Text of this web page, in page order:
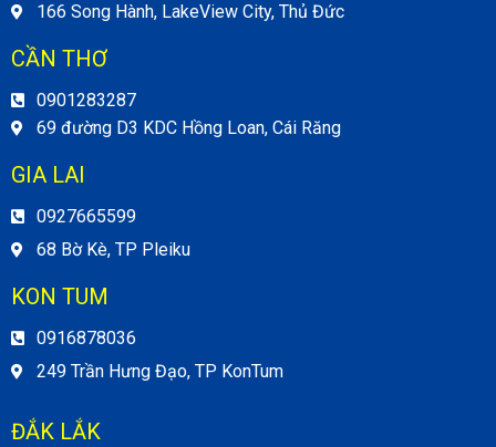
166 Song Hành, LakeView City, Thủ Đức
CẦN THƠ
0901283287
69 đường D3 KDC Hồng Loan, Cái Răng
GIA LAI
0927665599
68 Bờ Kè, TP Pleiku
KON TUM
0916878036
249 Trần Hưng Đạo, TP KonTum
ĐẮK LẮK